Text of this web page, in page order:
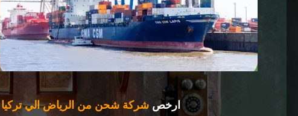
ارخصشركة شحن من الرياض الي تركيا